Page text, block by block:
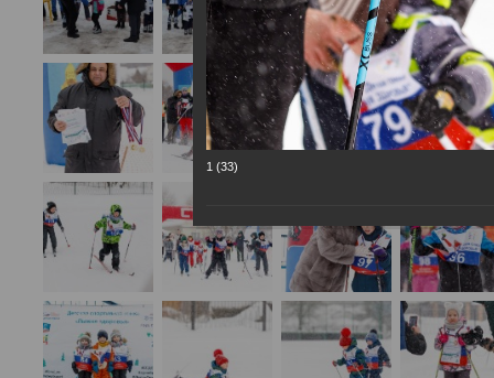
1 (33)